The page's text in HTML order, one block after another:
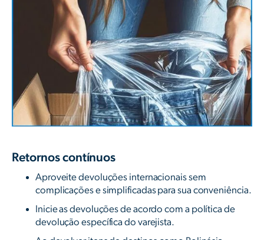
Retornos contínuos
Aproveite devoluções internacionais sem
complicações e simplificadas para sua conveniência.
Inicie as devoluções de acordo com a política de
devolução específica do varejista.